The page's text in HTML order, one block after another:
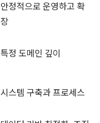
안정적으로 운영하고 확
장
특정 도메인 깊이
시스템 구축과 프로세스